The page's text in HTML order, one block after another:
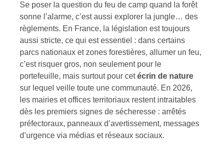
Se poser la question du feu de camp quand la forêt
sonne l’alarme, c’est aussi explorer la jungle… des
règlements. En France, la législation est toujours
aussi stricte, ce qui est essentiel : dans certains
parcs nationaux et zones forestières, allumer un feu,
c’est risquer gros, non seulement pour le
portefeuille, mais surtout pour cetécrin de nature
sur lequel veille toute une communauté. En 2026,
les mairies et offices territoriaux restent intraitables
dès les premiers signes de sécheresse : arrêtés
préfectoraux, panneaux d’avertissement, messages
d’urgence via médias et réseaux sociaux.